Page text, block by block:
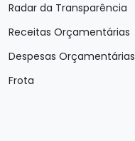
Radar da Transparência
Receitas Orçamentárias
Despesas Orçamentárias
Frota